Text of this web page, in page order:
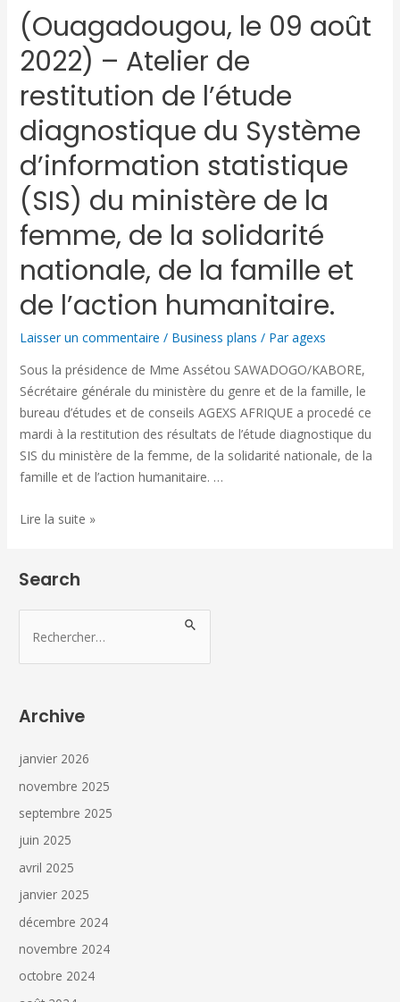
(Ouagadougou, le 09 août
2022) – Atelier de
restitution de l’étude
diagnostique du Système
d’information statistique
(SIS) du ministère de la
femme, de la solidarité
nationale, de la famille et
de l’action humanitaire.
Laisser un commentaire / Business plans / Paragexs
Sous la présidence de Mme Assétou SAWADOGO/KABORE,
Sécrétaire générale du ministère du genre et de la famille, le
bureau d’études et de conseils AGEXS AFRIQUE a procedé ce
mardi à la restitution des résultats de l’étude diagnostique du
SIS du ministère de la femme, de la solidarité nationale, de la
famille et de l’action humanitaire. …
Lire la suite »
Search
Archive
janvier 2026
novembre 2025
septembre 2025
juin 2025
avril 2025
janvier 2025
décembre 2024
novembre 2024
octobre 2024